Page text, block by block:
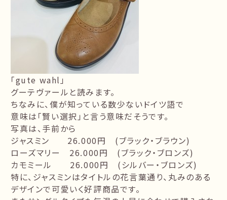
「gute wahl」
グーテヴァールと読みます。
ちなみに、僕が知っている数少ないドイツ語で
意味は「賢い選択」と言う意味だそうです。
写真は、手前から
ジャスミン 26.000円 (ブラック・ブラウン)
ローズマリー 26.000円 (ブラック・ブロンズ)
カモミール 26.000円 (シルバー・ブロンズ)
特に、ジャスミンはタイトルの花言葉通り、丸みのある
デザインで可愛いく好評商品です。